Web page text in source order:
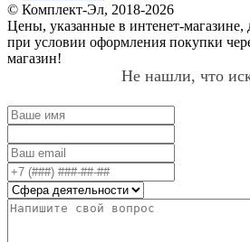
© Комплект-Эл, 2018-2026
Цены, указанные в интенет-магазине,
при условии оформления покупки
магазин!
Не нашли, что